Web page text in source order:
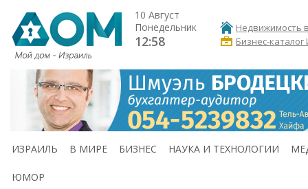
10 Август
Понедельник
12:58
Недвижимость
Бизнес-каталог
ИЗРАИЛЬ В МИРЕ БИЗНЕС НАУКА И ТЕХНОЛОГИИ
ЮМОР